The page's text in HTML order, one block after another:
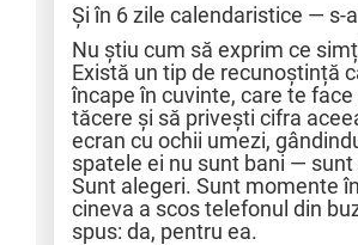
Și în 6 zile calendaristice — s-
Nu știu cum să exprim ce
Există un tip de recunoștință
încape în cuvinte, care te face
tăcere și să privești cifra
ecran cu ochii umezi,
spatele ei nu sunt bani —
Sunt alegeri. Sunt momente
cineva a scos telefonul din
spus: da, pentru ea.